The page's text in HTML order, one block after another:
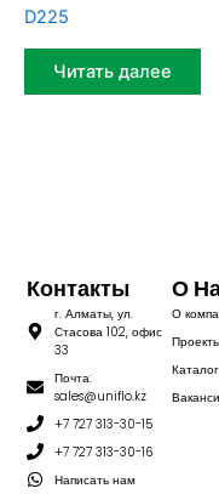
D225
Читать далее
О
О
Каталог
Контакты
г. Алматы, ул.
Стасова 102, офис
33
Почта:
sales@uniflo.kz
+7 727 313-30-15
+7 727 313-30-16
Написать нам